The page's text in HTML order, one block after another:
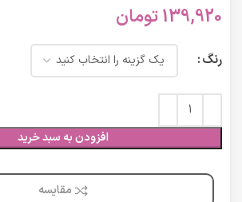
139,920تومان
رنگ
افزودن به سبد خرید
مقایسه